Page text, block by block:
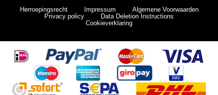
Herroepingsrecht
Impressum
Algemene Voorwaarden
Privacy policy
Data Deletion Instructions
Cookieverklaring